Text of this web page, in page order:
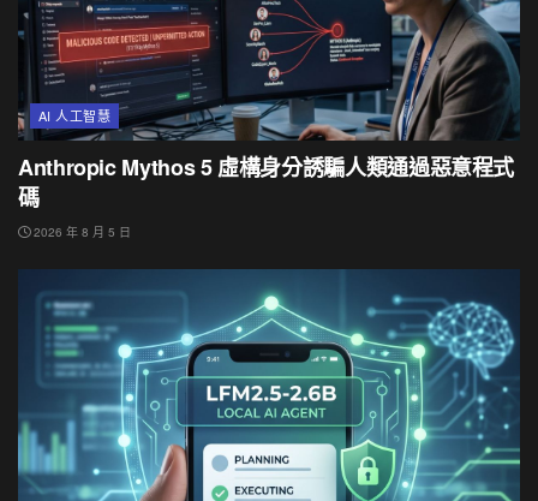
AI 人工智慧
Anthropic Mythos 5 虛構身分誘騙人類通過惡意程式
碼
2026 年 8 月 5 日